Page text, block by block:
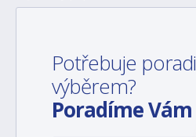
Potřebuje
výběrem?
Poradíme Vám